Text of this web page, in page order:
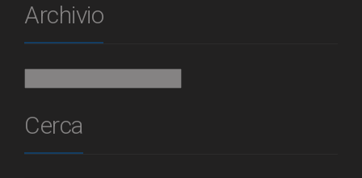
Archivio
Cerca